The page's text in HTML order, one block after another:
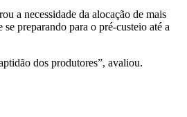
a necessidade da alocação de mais
preparando para o pré-custeio até a
dos produtores”, avaliou.